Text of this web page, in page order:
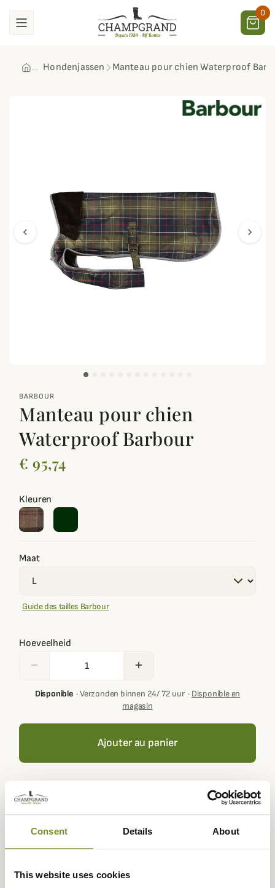
Consent Details About
This website uses cookies
0
Hondenjassen Manteau pour chien Waterproof
chevron_left chevron_right
BARBOUR
Manteau pour chien
Waterproof Barbour
€ 95,74
Kleuren
Maat
Guide des tailles Barbour
Hoeveelheid
remove add
Disponible·Verzonden binnen 24/ 72 uur· Disponible en
magasin
Ajouter au panier
Your basket must contain at least € 100,00 of products in
order to get loyalty rewards.
Expédié dans Échange ou